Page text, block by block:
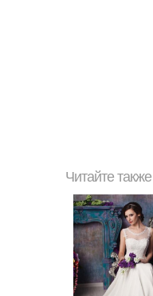
Читайте также